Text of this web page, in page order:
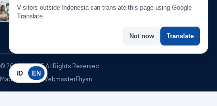
Tak Perlu Lagi Sebar Nomor HP
© 2026 WartaIT. All Rights Reserved.
Made with ♥ by WebmasterFhyan
ID EN
Visitors outside Indonesia can translate this page using Google
Translate.
Not now Translate